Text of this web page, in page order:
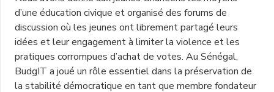
d’une éducation civique et organisé des forums de
discussion où les jeunes ont librement partagé leurs
idées et leur engagement à limiter la violence et les
pratiques corrompues d’achat de votes. Au Sénégal,
BudgIT a joué un rôle essentiel dans la préservation de
la stabilité démocratique en tant que membre fondateur